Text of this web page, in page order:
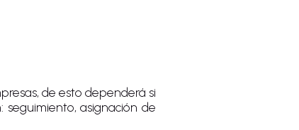
de esto dependerá si
seguimiento, asignación de